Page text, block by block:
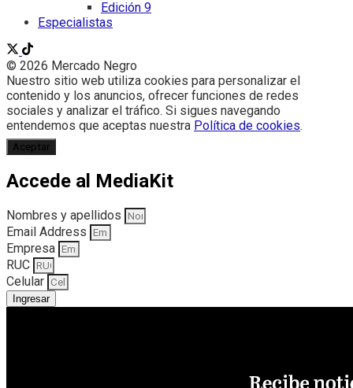
Edición 9
Especialistas
© 2026 Mercado Negro
Nuestro sitio web utiliza cookies para personalizar el
contenido y los anuncios, ofrecer funciones de redes
sociales y analizar el tráfico. Si sigues navegando
entendemos que aceptas nuestra Política de cookies.
Aceptar
Accede al MediaKit
Nombres y apellidos
Email Address
Empresa
RUC
Celular
Ingresar